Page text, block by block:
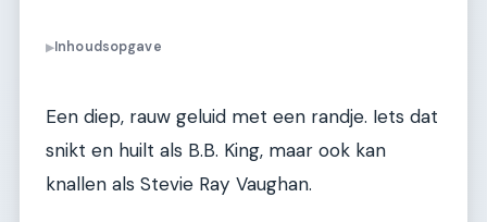
▶Inhoudsopgave
Een diep, rauw geluid met een randje. Iets dat
snikt en huilt als B.B. King, maar ook kan
knallen als Stevie Ray Vaughan.